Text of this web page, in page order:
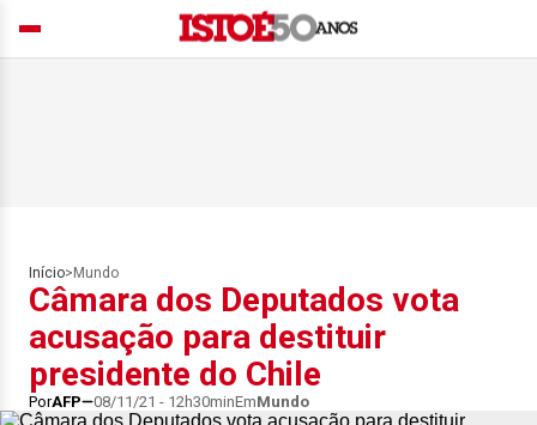
Início> Mundo
Câmara dos Deputados vota
acusação para destituir
presidente do Chile
PorAFP 08/11/21 - 12h30minEmMundo